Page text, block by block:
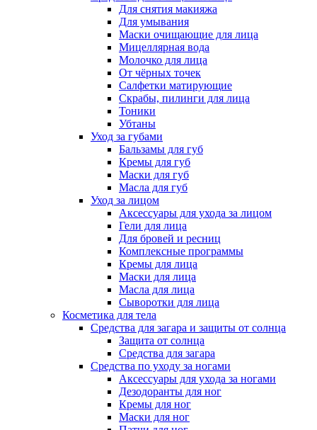
Для снятия макияжа
Для умывания
Маски очищающие для лица
Мицеллярная вода
Молочко для лица
От чёрных точек
Салфетки матирующие
Скрабы, пилинги для лица
Тоники
Убтаны
Уход за губами
Бальзамы для губ
Кремы для губ
Маски для губ
Масла для губ
Уход за лицом
Аксессуары для ухода за лицом
Гели для лица
Для бровей и ресниц
Комплексные программы
Кремы для лица
Маски для лица
Масла для лица
Сыворотки для лица
Косметика для тела
Средства для загара и защиты от солнца
Защита от солнца
Средства для загара
Средства по уходу за ногами
Аксессуары для ухода за ногами
Дезодоранты для ног
Кремы для ног
Маски для ног